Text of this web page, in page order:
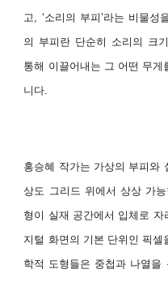
고, ‘소리의 부피’라는 비물성
의 부피란 단순히 소리의 크
통해 이끌어내는 그 어떤 무
니다.
홍승혜 작가는 가상의 부피와
상도 그리드 위에서 상상 가
형이 실재 공간에서 입체로
지털 화면의 기본 단위인 픽
학적 도형들은 중첩과 나열을